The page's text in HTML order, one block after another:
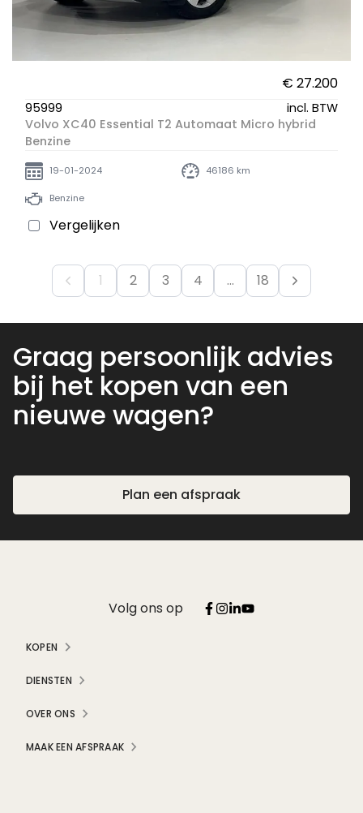
€ 27.200
95999
incl. BTW
Volvo XC40 Essential T2 Automaat Micro hybrid
Benzine
19-01-2024 46186 km
Benzine
Vergelijken
1 2 3 4 ... 18
Graag persoonlijk advies
bij het kopen van een
nieuwe wagen?
Plan een afspraak
Volg ons op
KOPEN
DIENSTEN
OVER ONS
MAAK EEN AFSPRAAK